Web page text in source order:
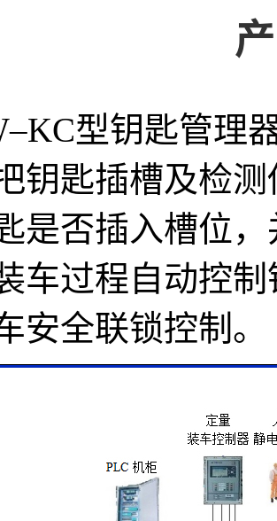
型钥匙管理器
钥匙插槽及检
是否插入槽位
车过程自动控
安全联锁控制。